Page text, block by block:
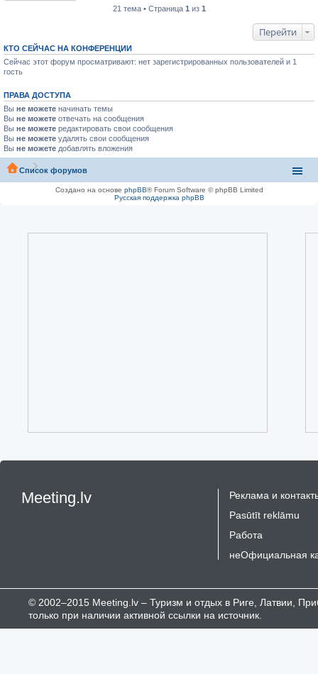
21 тема • Страница 1 из 1
Перейти
КТО СЕЙЧАС НА КОНФЕРЕНЦИИ
Сейчас этот форум просматривают: нет зарегистрированных пользователей и 1
гость
ПРАВА ДОСТУПА
Вы не можете начинать темы
Вы не можете отвечать на сообщения
Вы не можете редактировать свои сообщения
Вы не можете удалять свои сообщения
Вы не можете добавлять вложения
Список форумов
Создано на основе phpBB® Forum Software © phpBB Limited
Русская поддержка phpBB
Meeting.lv
Реклама и
Pasūtīt reklāmu
Работа
неОфициальная
© 2002–2015 Meeting.lv – Туризм и отдых в Риге, Латвии,
только при наличии активной ссылки на источник.